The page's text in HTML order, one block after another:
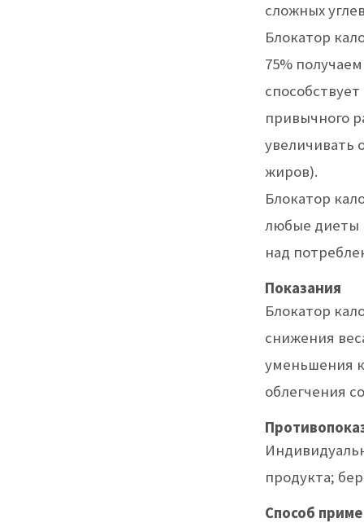
сложных
Блокатор
75%
привычного
увеличивать
жиров).
Блокатор
любые диеты
над
Показания
Блокатор
снижения
уменьшения
облегчения
продукта;
Способ